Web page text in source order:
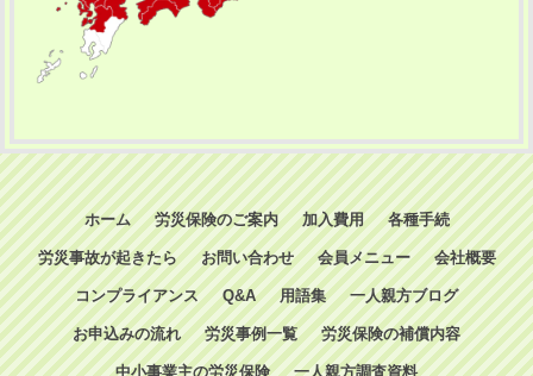
ホーム 労災保険のご案内 加入費用 各種手続
労災事故が起きたら お問い合わせ 会員メニュー 会社概要
コンプライアンス Q&A 用語集 一人親方ブログ
お申込みの流れ 労災事例一覧 労災保険の補償内容
中小事業主の労災保険 一人親方調査資料